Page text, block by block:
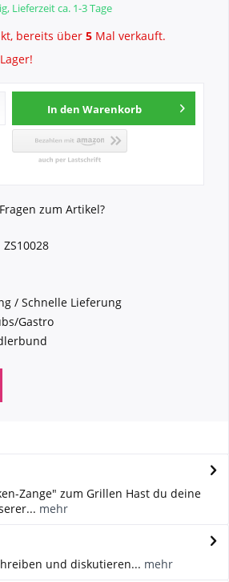
Lieferzeit ca. 1-3 Tage
bereits über 5 Mal verkauft.
In den Warenkorb
Fragen zum Artikel?
ZS10028
/ Schnelle Lieferung
Gastro
Zange" zum Grillen Hast du deine
mehr
und diskutieren... mehr